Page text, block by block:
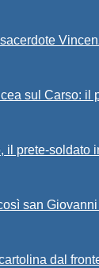
sul Carso: il
il prete-soldato
san
dal